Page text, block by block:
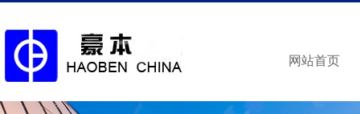
网站首页